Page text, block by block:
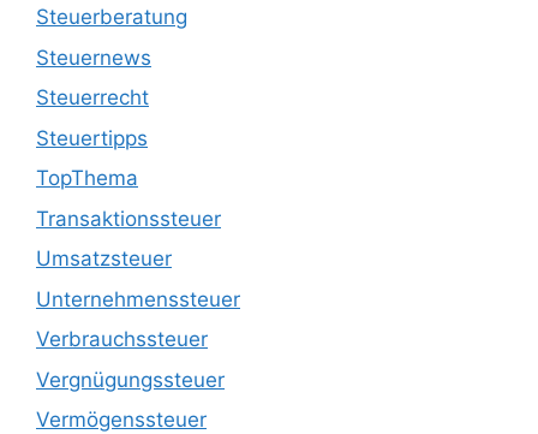
Steuerberatung
Steuernews
Steuerrecht
Steuertipps
TopThema
Transaktionssteuer
Umsatzsteuer
Unternehmenssteuer
Verbrauchssteuer
Vergnügungssteuer
Vermögenssteuer